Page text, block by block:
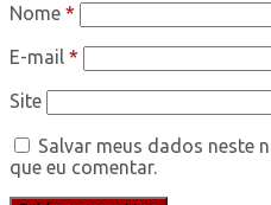
Nome *
E-mail *
Site
Salvar meus dados neste
que eu comentar.